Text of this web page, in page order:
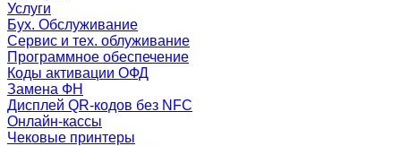
Услуги
Бух. Обслуживание
Сервис и тех. облуживание
Программное обеспечение
Коды активации ОФД
Замена ФН
Дисплей QR-кодов без NFC
Онлайн-кассы
Чековые принтеры